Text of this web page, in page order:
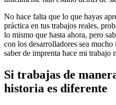
No hace falta que lo que hayas
práctica en tus trabajos reales,
lo mismo que hasta ahora, pero
con los desarrolladores sea
saber de imprenta hace mi trabajo
Si trabajas de
historia es diferente